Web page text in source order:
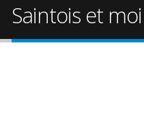
Saintois et